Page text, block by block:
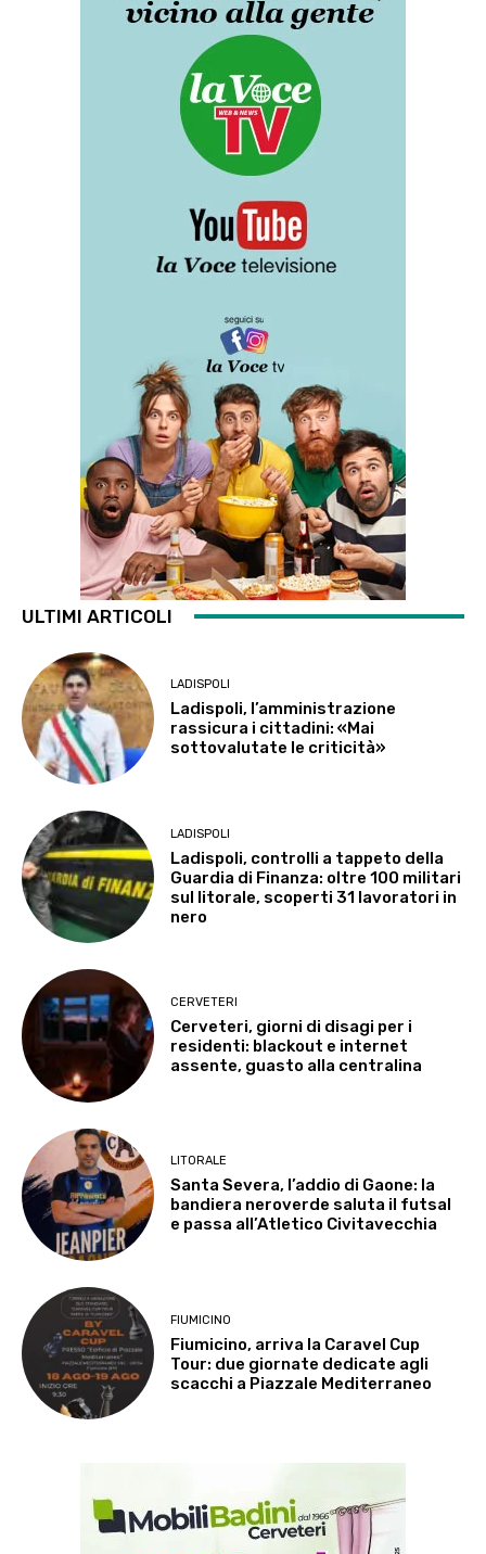
ULTIMI ARTICOLI
LADISPOLI
Ladispoli, l’amministrazione
rassicura i cittadini: «Mai
sottovalutate le criticità»
LADISPOLI
Ladispoli, controlli a tappeto della
Guardia di Finanza: oltre 100 militari
sul litorale, scoperti 31 lavoratori in
nero
CERVETERI
Cerveteri, giorni di disagi per i
residenti: blackout e internet
assente, guasto alla centralina
LITORALE
Santa Severa, l’addio di Gaone: la
bandiera neroverde saluta il futsal
e passa all’Atletico Civitavecchia
FIUMICINO
Fiumicino, arriva la Caravel Cup
Tour: due giornate dedicate agli
scacchi a Piazzale Mediterraneo